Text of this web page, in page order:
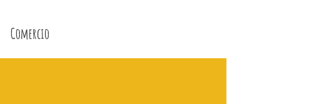
Comercio